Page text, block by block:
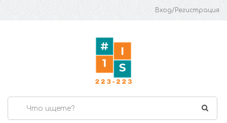
Вход/Регистрация